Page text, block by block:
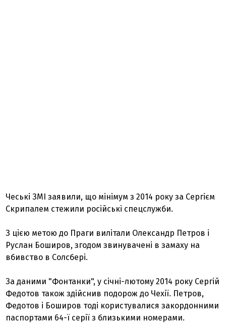
Чеські ЗМІ заявили, що мінімум з 2014 року за Сергієм
Скрипалем стежили російські спецслужби.
З цією метою до Праги вилітали Олександр Петров і
Руслан Боширов, згодом звинувачені в замаху на
вбивство в Солсбері.
За даними "Фонтанки", у січні-лютому 2014 року Сергій
Федотов також здійснив подорож до Чехії. Петров,
Федотов і Боширов тоді користувалися закордонними
паспортами 64-ї серії з близькими номерами.